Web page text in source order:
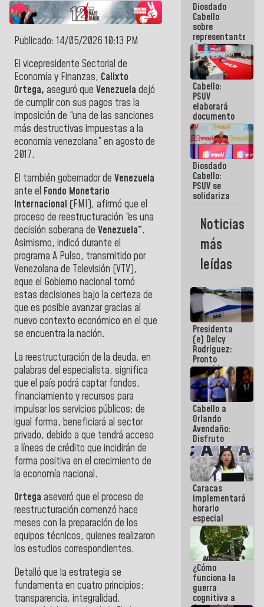
Publicado: 14/05/2026 10:13 PM
El vicepresidente Sectorial de
Economía y Finanzas, Calixto
Ortega, aseguró que Venezuela dejó
de cumplir con sus pagos tras la
imposición de “una de las sanciones
más destructivas impuestas a la
economía venezolana” en agosto de
2017.
El también gobernador de Venezuela
ante el Fondo Monetario
Internacional (FMI), afirmó que el
proceso de reestructuración “es una
decisión soberana de Venezuela”.
Asimismo, indicó durante el
programa A Pulso, transmitido por
Venezolana de Televisión (VTV),
eque el Gobierno nacional tomó
estas decisiones bajo la certeza de
que es posible avanzar gracias al
nuevo contexto económico en el que
se encuentra la nación.
La reestructuración de la deuda, en
palabras del especialista, significa
que el país podrá captar fondos,
financiamiento y recursos para
impulsar los servicios públicos; de
igual forma, beneficiará al sector
privado, debido a que tendrá acceso
a líneas de crédito que incidirán de
forma positiva en el crecimiento de
la economía nacional.
Ortega aseveró que el proceso de
reestructuración comenzó hace
meses con la preparación de los
equipos técnicos, quienes realizaron
los estudios correspondientes.
Detalló que la estrategia se
fundamenta en cuatro principios:
transparencia, integralidad,
Diosdado
Cabello
sobre
representantes
de la
Revolución
en la mesa
de Diálogo:
Son voceros
de altísimo
nivel moral
Cabello:
PSUV
elaborará
documento
con aportes
del Pueblo
sobre la
situación
eléctrica
Diosdado
Cabello:
PSUV se
solidariza
Colombia
tras
terremoto
de 7,4
Noticias
más
leídas
Presidenta
(e) Delcy
Rodríguez:
Pronto
restableceremos
las
operaciones
en el
Aeropuerto
Internacional
de
Maiquetía
Cabello a
Orlando
Avendaño:
Disfruto
cada vez
que escribes
porque lo
que haces
es
embarrarla
Caracas
implementará
horario
especial
para
adaptarse
al plan de
ahorro
energético
¿Cómo
funciona la
guerra
cognitiva a